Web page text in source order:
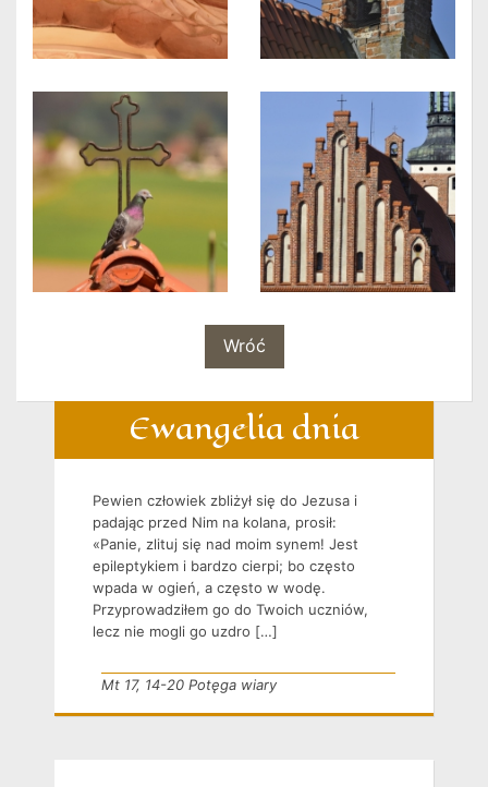
Wróć
Ewangelia dnia
Pewien człowiek zbliżył się do Jezusa i
padając przed Nim na kolana, prosił:
«Panie, zlituj się nad moim synem! Jest
epileptykiem i bardzo cierpi; bo często
wpada w ogień, a często w wodę.
Przyprowadziłem go do Twoich uczniów,
lecz nie mogli go uzdro […]
Mt 17, 14-20 Potęga wiary